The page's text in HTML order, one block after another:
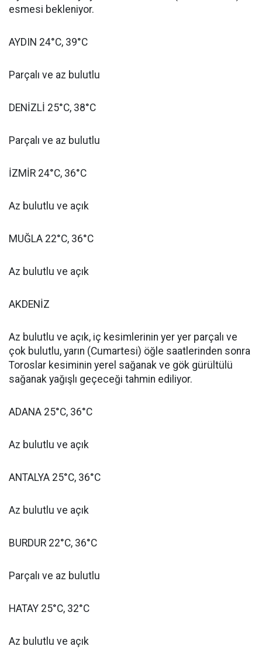
esmesi bekleniyor.
AYDIN 24°C, 39°C
Parçalı ve az bulutlu
DENİZLİ 25°C, 38°C
Parçalı ve az bulutlu
İZMİR 24°C, 36°C
Az bulutlu ve açık
MUĞLA 22°C, 36°C
Az bulutlu ve açık
AKDENİZ
Az bulutlu ve açık, iç kesimlerinin yer yer parçalı ve
çok bulutlu, yarın (Cumartesi) öğle saatlerinden sonra
Toroslar kesiminin yerel sağanak ve gök gürültülü
sağanak yağışlı geçeceği tahmin ediliyor.
ADANA 25°C, 36°C
Az bulutlu ve açık
ANTALYA 25°C, 36°C
Az bulutlu ve açık
BURDUR 22°C, 36°C
Parçalı ve az bulutlu
HATAY 25°C, 32°C
Az bulutlu ve açık